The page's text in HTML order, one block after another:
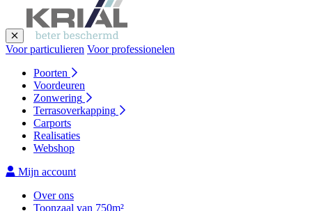
Voor particulieren Voor professionelen
Poorten
Voordeuren
Zonwering
Terrasoverkapping
Carports
Realisaties
Webshop
Mijn account
Over ons
Toonzaal van 750m²